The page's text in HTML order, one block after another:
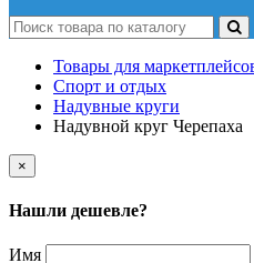
Товары для
Спорт и отдых
Надувные круги
Надувной круг Черепаха
×
Нашли дешевле?
Имя